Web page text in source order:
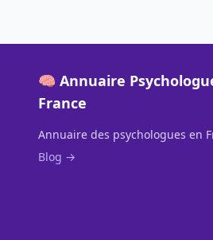
🧠 Annuaire
France
Annuaire des psychologues en
Blog →